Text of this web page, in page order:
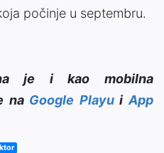
počinje u septembru.
je i kao mobilna
na Google PlayuiApp